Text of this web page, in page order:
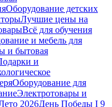
Оборудование детских
Лучшие цены на
Всё для обучения
и мебель для
и бытовая
и
Оборудование для
Электротовары и
2026День Победы I 9